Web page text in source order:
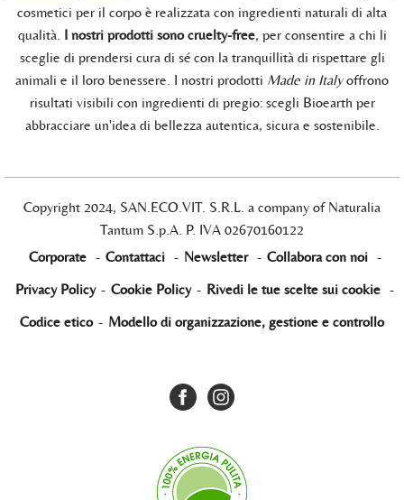
cosmetici per il corpo è realizzata con ingredienti naturali di alta
qualità. I nostri prodotti sono cruelty-free, per consentire a chi li
sceglie di prendersi cura di sé con la tranquillità di rispettare gli
animali e il loro benessere. I nostri prodotti Made in Italyoffrono
risultati visibili con ingredienti di pregio: scegli Bioearth per
abbracciare un'idea di bellezza autentica, sicura e sostenibile.
Copyright 2024, SAN.ECO.VIT. S.R.L. a company of Naturalia
Tantum S.p.A. P. IVA 02670160122
Corporate - Contattaci - Newsletter - Collabora con noi -
Privacy Policy - Cookie Policy - Rivedi le tue scelte sui cookie -
Codice etico - Modello di organizzazione, gestione e controllo